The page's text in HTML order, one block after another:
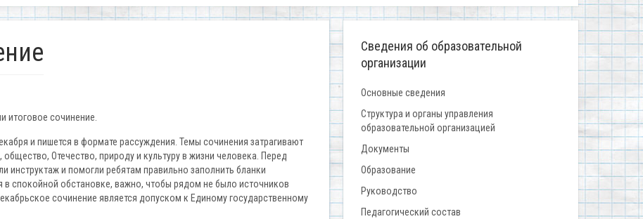
итоговое сочинение.
и пишется в формате рассуждения. Темы сочинения затрагивают
Отечество, природу и культуру в жизни человека. Перед
инструктаж и помогли ребятам правильно заполнить бланки
в спокойной обстановке, важно, чтобы рядом не было источников
сочинение является допуском к Единому государственному
Сведения об образовательной
организации
Основные сведения
Структура и органы управления
образовательной организацией
Документы
Образование
Руководство
Педагогический состав